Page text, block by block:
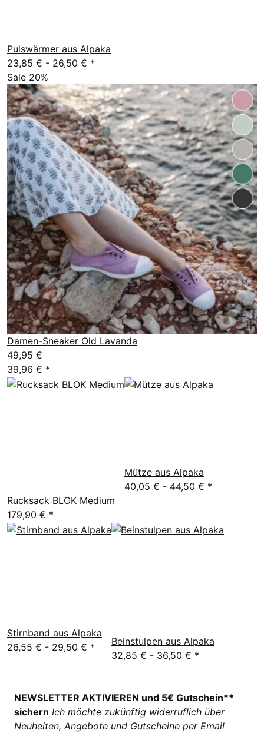
Pulswärmer aus Alpaka
23,85 € - 26,50 € *
Sale 20%
Damen-Sneaker Old Lavanda
49,95 €
39,96 € *
Rucksack BLOK Medium
179,90 € *
Mütze aus Alpaka
40,05 € - 44,50 € *
Stirnband aus Alpaka
26,55 € - 29,50 € *
Beinstulpen aus Alpaka
32,85 € - 36,50 € *
NEWSLETTER AKTIVIEREN und 5€ Gutschein**
sichern Ich möchte zukünftig widerruflich über
Neuheiten, Angebote und Gutscheine per Email